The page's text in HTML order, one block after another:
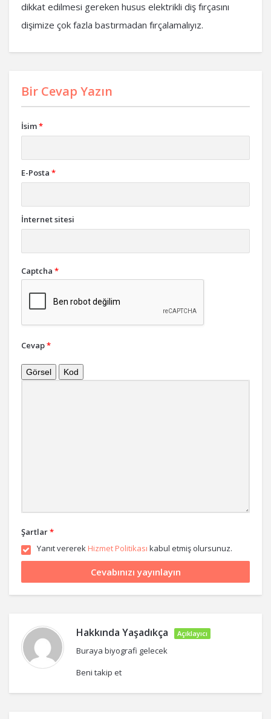
dikkat edilmesi gereken husus elektrikli diş fırçasını
dişimize çok fazla bastırmadan fırçalamalıyız.
Bir Cevap Yazın
İsim*
E-Posta *
İnternet sitesi
Captcha *
Cevap*
Görsel Kod
Şartlar*
Yanıt vererek Hizmet Politikası kabul etmiş olursunuz.
Hakkında Yaşadıkça Açıklayıcı
Buraya biyografi gelecek
Beni takip et